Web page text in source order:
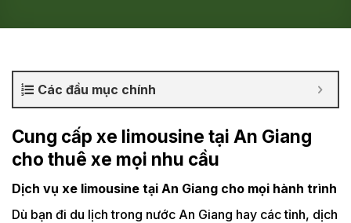
Các đầu mục chính
Cung cấp xe limousine tại An Giang
cho thuê xe mọi nhu cầu
Dịch vụ xe limousine tại An Giang cho mọi hành trình
Dù bạn đi du lịch trong nước An Giang hay các tỉnh, dịch